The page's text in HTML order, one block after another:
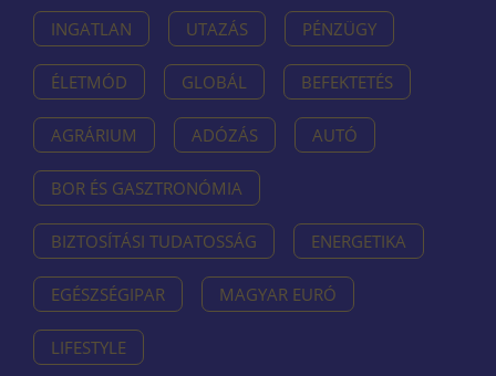
INGATLAN UTAZÁS PÉNZÜGY
ÉLETMÓD GLOBÁL BEFEKTETÉS
AGRÁRIUM ADÓZÁS AUTÓ
BOR ÉS GASZTRONÓMIA
BIZTOSÍTÁSI TUDATOSSÁG ENERGETIKA
EGÉSZSÉGIPAR MAGYAR EURÓ
LIFESTYLE